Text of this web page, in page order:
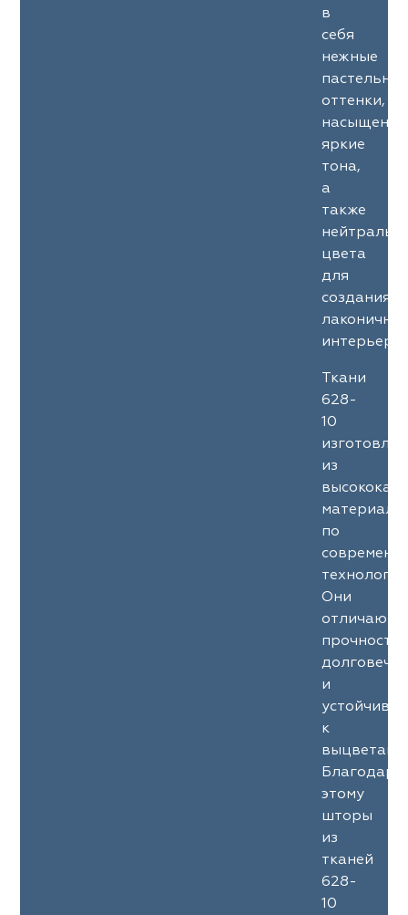
в
себя
нежные
оттенки,
яркие
тона,
а
также
цвета
для
создания
Ткани
628-
10
из
по
Они
и
к
Благодаря
этому
шторы
из
тканей
628-
10